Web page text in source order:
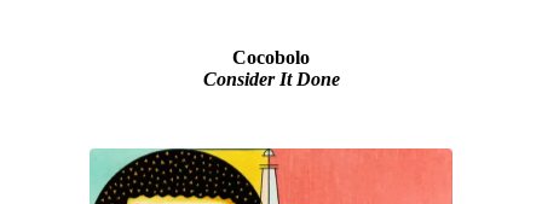
Cocobolo
Consider It Done